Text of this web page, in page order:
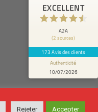
Rejeter Accepter
EXCELLENT
A2A
(2 sources)
173 Avis des clients
Authenticité
10/07/2026
Bénéfices: Gain de temps